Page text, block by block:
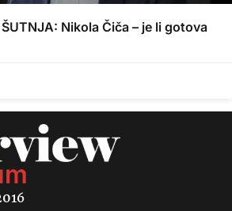
ŠUTNJA: Nikola Čiča – je li gotova